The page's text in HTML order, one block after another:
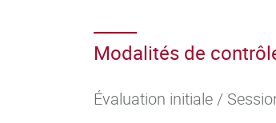
Modalités de
Évaluation initiale /